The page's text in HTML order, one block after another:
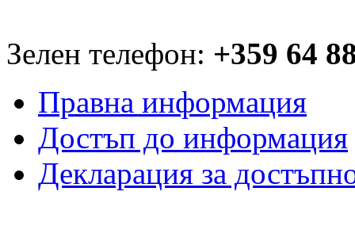
Зелен телефон: +359 64
Правна информация
Достъп до информация
Декларация за